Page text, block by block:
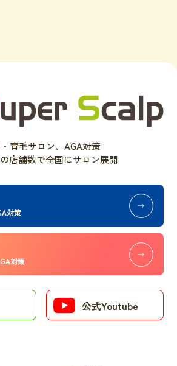
育毛サロン、AGA対策
店舗数で全国にサロン展開
対策
対策
公式Youtube